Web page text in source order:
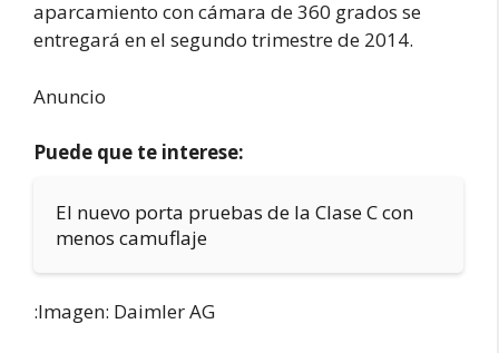
aparcamiento con cámara de 360 grados se
entregará en el segundo trimestre de 2014.
Anuncio
Puede que te interese:
El nuevo porta pruebas de la Clase C con
menos camuflaje
:Imagen: Daimler AG